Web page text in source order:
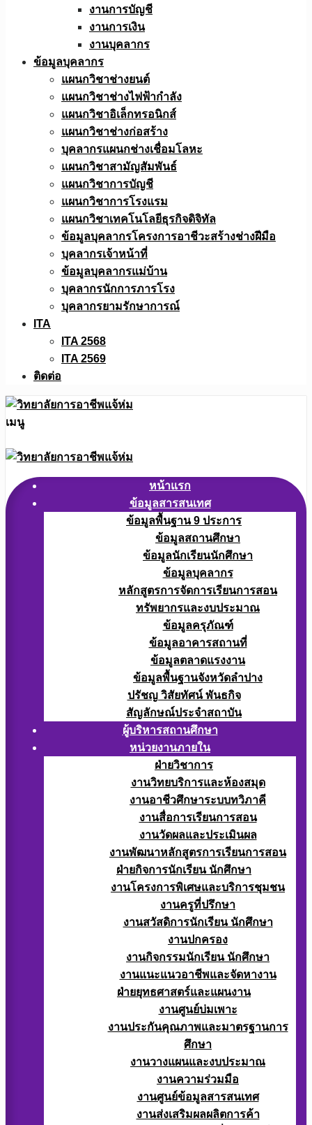
งานการบัญชี
งานการเงิน
งานบุคลากร
ข้อมูลบุคลากร
แผนกวิชาช่างยนต์
แผนกวิชาช่างไฟฟ้ากำลัง
แผนกวิชาอิเล็กทรอนิกส์
แผนกวิชาช่างก่อสร้าง
บุคลากรแผนกช่างเชื่อมโลหะ
แผนกวิชาสามัญสัมพันธ์
แผนกวิชาการบัญชี
แผนกวิชาการโรงแรม
แผนกวิชาเทคโนโลยีธุรกิจดิจิทัล
ข้อมูลบุคลากรโครงการอาชีวะสร้างช่างฝีมือ
บุคลากรเจ้าหน้าที่
ข้อมูลบุคลากรแม่บ้าน
บุคลากรนักการภารโรง
บุคลากรยามรักษาการณ์
ITA
ITA 2568
ITA 2569
ติดต่อ
เมนู
หน้าแรก
ข้อมูลสารสนเทศ
ข้อมูลพื้นฐาน 9 ประการ
ข้อมูลสถานศึกษา
ข้อมูลนักเรียนนักศึกษา
ข้อมูลบุคลากร
หลักสูตรการจัดการเรียนการสอน
ทรัพยากรและงบประมาณ
ข้อมูลครุภัณฑ์
ข้อมูลอาคารสถานที่
ข้อมูลตลาดแรงงาน
ข้อมูลพื้นฐานจังหวัดลำปาง
ปรัชญ วิสัยทัศน์ พันธกิจ
สัญลักษณ์ประจำสถาบัน
ผู้บริหารสถานศึกษา
หน่วยงานภายใน
ฝ่ายวิชาการ
งานวิทยบริการและห้องสมุด
งานอาชีวศึกษาระบบทวิภาคี
งานสื่อการเรียนการสอน
งานวัดผลและประเมินผล
งานพัฒนาหลักสูตรการเรียนการสอน
ฝ่ายกิจการนักเรียน นักศึกษา
งานโครงการพิเศษและบริการชุมชน
งานครูที่ปรึกษา
งานสวัสดิการนักเรียน นักศึกษา
งานปกครอง
งานกิจกรรมนักเรียน นักศึกษา
งานแนะแนวอาชีพและจัดหางาน
ฝ่ายยุทธศาสตร์และแผนงาน
งานศูนย์บ่มเพาะ
งานประกันคุณภาพและมาตรฐานการ
ศึกษา
งานวางแผนและงบประมาณ
งานความร่วมมือ
งานศูนย์ข้อมูลสารสนเทศ
งานส่งเสริมผลผลิตการค้า